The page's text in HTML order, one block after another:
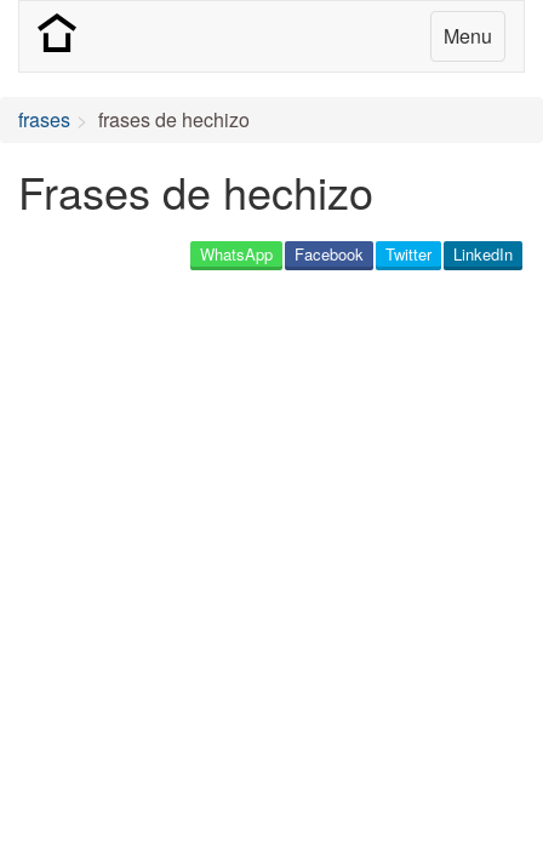
Menu
frases frases de hechizo
Frases de hechizo
LinkedIn
Twitter
Facebook
WhatsApp